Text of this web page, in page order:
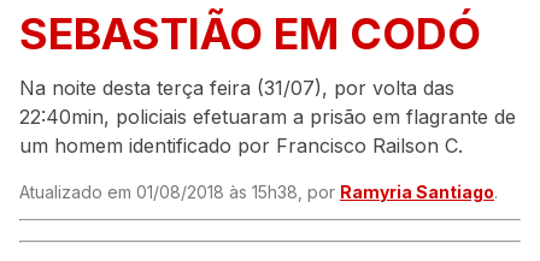
SEBASTIÃO EM CODÓ
Na noite desta terça feira (31/07), por volta das
22:40min, policiais efetuaram a prisão em flagrante de
um homem identificado por Francisco Railson C.
Atualizado em 01/08/2018 às 15h38, por Ramyria Santiago.